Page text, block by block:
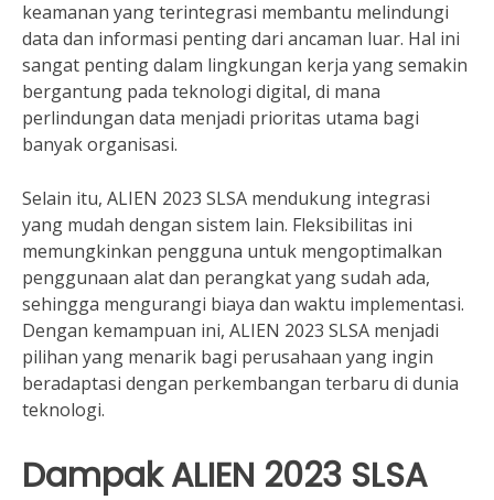
keamanan yang terintegrasi membantu melindungi
data dan informasi penting dari ancaman luar. Hal ini
sangat penting dalam lingkungan kerja yang semakin
bergantung pada teknologi digital, di mana
perlindungan data menjadi prioritas utama bagi
banyak organisasi.
Selain itu, ALIEN 2023 SLSA mendukung integrasi
yang mudah dengan sistem lain. Fleksibilitas ini
memungkinkan pengguna untuk mengoptimalkan
penggunaan alat dan perangkat yang sudah ada,
sehingga mengurangi biaya dan waktu implementasi.
Dengan kemampuan ini, ALIEN 2023 SLSA menjadi
pilihan yang menarik bagi perusahaan yang ingin
beradaptasi dengan perkembangan terbaru di dunia
teknologi.
Dampak ALIEN 2023 SLSA